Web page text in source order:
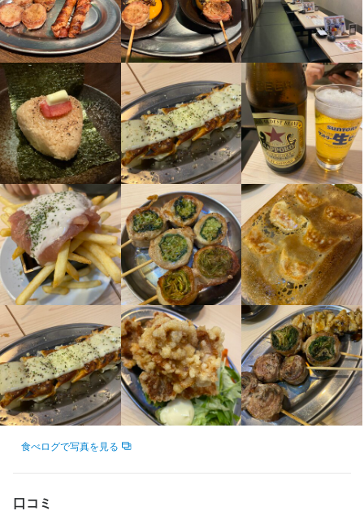
食べログで写真を見る
口コミ
す。
この仕事のおすすめポイント
【経営スキルが身につく環境】
店舗運営やマネジメント、スタッフ育成など店長候補として幅広
い業務に携われます。海鮮・串焼きの専門知識や経営ノウハウも
習得でき、将来の独立やキャリアアップを目指す方に最適です。
【成果はしっかり評価】
売上や業務改善など、あなたの頑張りや成果は正当に評価しま
す。各種手当や昇給、キャリアアップのチャンスも豊富。やりが
いを感じながら、長く安心して働ける環境です。
【プライベートも充実】
完全週休2日制で月8日以上休み。特別休暇や長期休暇、時短勤
務、ランチタイムのみ勤務など柔軟な働き方が可能です。残業も
少なめで、無理なく長く続けられます。
身に付くスキル
ウイスキーの知識
肉の知識